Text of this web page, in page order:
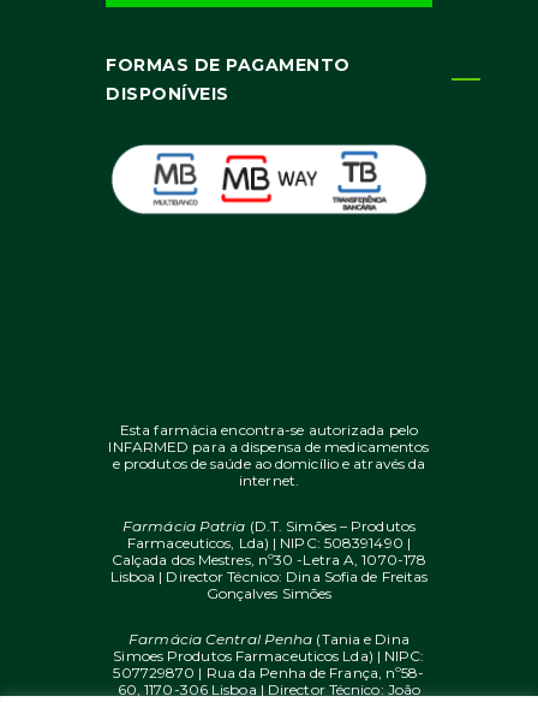
FORMAS DE PAGAMENTO
DISPONÍVEIS
Esta farmácia encontra-se autorizada pelo
INFARMED para a dispensa de medicamentos
e produtos de saúde ao domicílio e através da
internet.
Farmácia Patria (D.T. Simões – Produtos
Farmaceuticos, Lda) | NIPC: 508391490 |
Calçada dos Mestres, nº30 -Letra A, 1070-178
Lisboa | Director Técnico: Dina Sofia de Freitas
Gonçalves Simões
Farmácia Central Penha (Tania e Dina
Simoes Produtos Farmaceuticos Lda) | NIPC:
507729870 | Rua da Penha de França, nº58-
60, 1170-306 Lisboa | Director Técnico: João